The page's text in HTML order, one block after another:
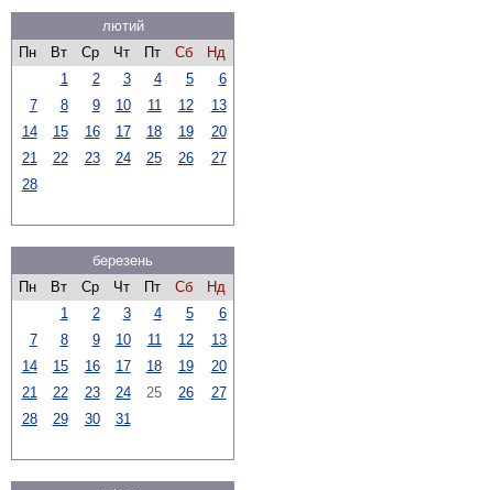
лютий
Пн
Вт Ср Чт Пт Сб
Нд
1
2 3 4 5
6
7
8 9 10 11 12
13
14
15 16 17 18 19
20
21
22 23 24 25 26
27
28
березень
Пн
Вт Ср Чт Пт Сб
Нд
1
2 3 4 5
6
7
8 9 10 11 12
13
14
15 16 17 18 19
20
21
22 23 24 25 26
27
28
29 30 31